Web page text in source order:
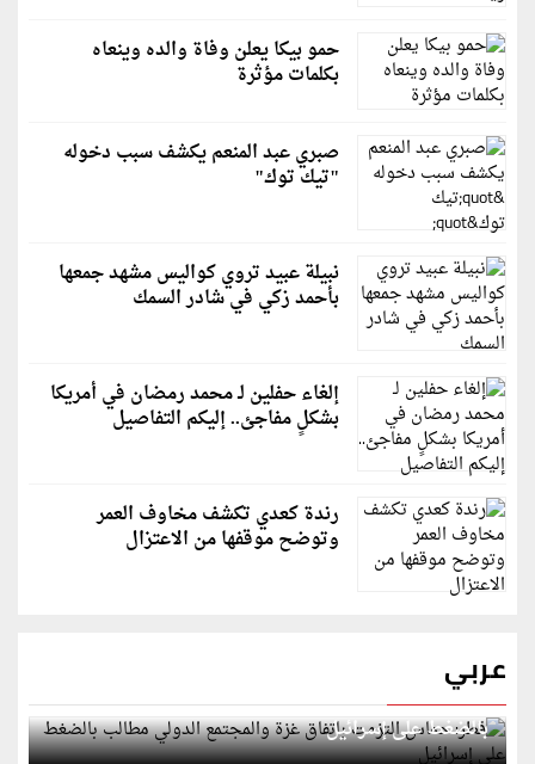
حمو بيكا يعلن وفاة والده وينعاه
بكلمات مؤثرة
صبري عبد المنعم يكشف سبب دخوله
"تيك توك"
نبيلة عبيد تروي كواليس مشهد جمعها
بأحمد زكي في شادر السمك
إلغاء حفلين لـ محمد رمضان في أمريكا
بشكلٍ مفاجئ.. إليكم التفاصيل
رندة كعدي تكشف مخاوف العمر
وتوضح موقفها من الاعتزال
عربي
قطر: حماس التزمت باتفاق غزة والمجتمع الدولي مطالب
بالضغط على إسرائيل